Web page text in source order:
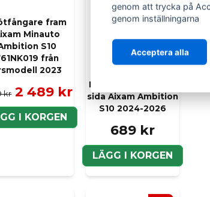
fram
Minauto
S10
från
2023
kr 2 489 kr
I KORGEN
Innerskärm vänster
sida Aixam Ambition
S10 2024-2026
689 kr
LÄGG I KORGEN
genom att trycka på
genom inställningarna
Acceptera alla